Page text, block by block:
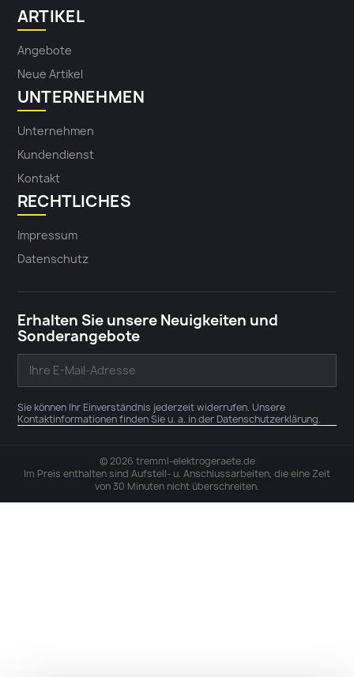
ARTIKEL
Angebote
Neue Artikel
UNTERNEHMEN
Unternehmen
Kundendienst
Kontakt
RECHTLICHES
Impressum
Datenschutz
Erhalten Sie unsere Neuigkeiten und
Sonderangebote
Sie können Ihr Einverständnis jederzeit widerrufen. Unsere
Kontaktinformationen finden Sie u. a. in der Datenschutzerklärung.
© 2026 tremml-elektrogeraete.de
Im Preis enthalten sind Aufstell- u. Anschlussarbeiten, die eine Zeit
von 30 Minuten nicht überschreiten.